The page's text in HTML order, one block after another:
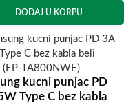
DODAJ U KORPU
kucni punjac PD
Type C bez kabla